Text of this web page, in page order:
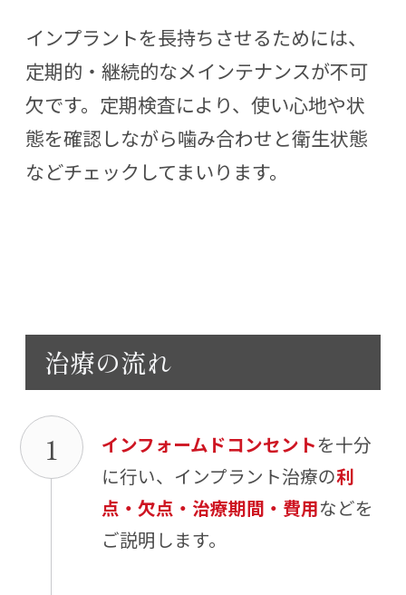
インプラントを長持ちさせるためには、
定期的・継続的なメインテナンスが不可
欠です。定期検査により、使い心地や状
態を確認しながら噛み合わせと衛生状態
などチェックしてまいります。
治療の流れ
1 インフォームドコンセントを十分
に行い、インプラント治療の利
点・欠点・治療期間・費用などを
ご説明します。